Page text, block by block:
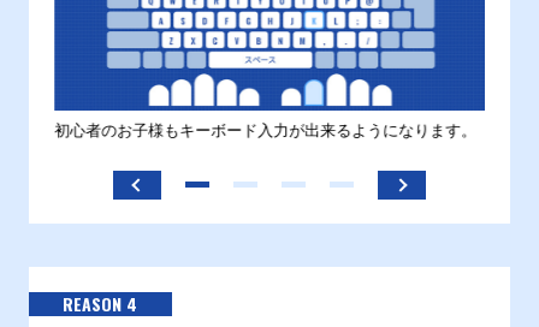
初心者のお子様もキーボード入力が出来るようになります。
REASON 4